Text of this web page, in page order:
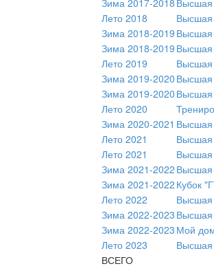
Лето 2018
Высшая
Зима 2018-2019 Высшая
Зима 2018-2019 Высшая
Лето 2019
Высшая
Зима 2019-2020 Высшая
Зима 2019-2020 Высшая
Лето 2020
Зима 2020-2021 Высшая
Лето 2021
Высшая
Лето 2021
Высшая
Зима 2021-2022 Высшая
Зима 2021-2022 Кубок
Лето 2022
Высшая
Зима 2022-2023 Высшая
Зима 2022-2023 Мой
Лето 2023
Высшая
ВСЕГО